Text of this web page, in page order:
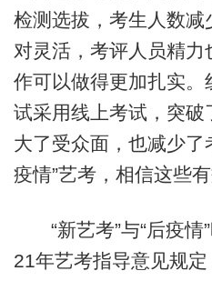
检测选拔，考生人数减
对灵活，考评人员精力
作可以做得更加扎实。
试采用线上考试，突
大了受众面，也减少了
疫情”艺考，相信这些
“新艺考”与“后疫
21年艺考指导意见规